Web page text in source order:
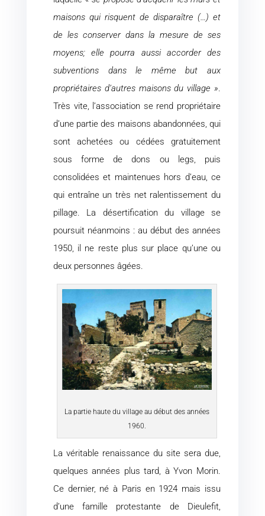
maisons qui risquent de disparaître (…) et
de les conserver dans la mesure de ses
moyens; elle pourra aussi accorder des
subventions dans le même but aux
propriétaires d’autres maisons du village ».
Très vite, l’association se rend propriétaire
d’une partie des maisons abandonnées, qui
sont achetées ou cédées gratuitement
sous forme de dons ou legs, puis
consolidées et maintenues hors d’eau, ce
qui entraîne un très net ralentissement du
pillage. La désertification du village se
poursuit néanmoins : au début des années
1950, il ne reste plus sur place qu’une ou
deux personnes âgées.
La partie haute du village au début des années
1960.
La véritable renaissance du site sera due,
quelques années plus tard, à Yvon Morin.
Ce dernier, né à Paris en 1924 mais issu
d’une famille protestante de Dieulefit,